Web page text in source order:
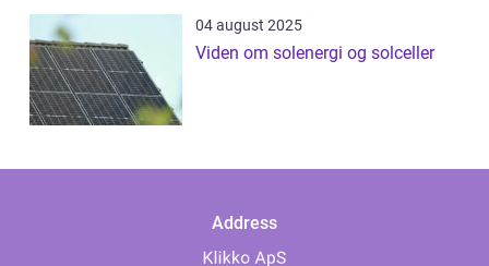
04 august 2025
Viden om solenergi og solceller
Address